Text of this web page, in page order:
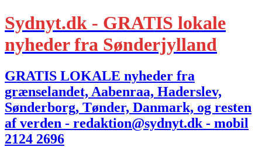
Sydnyt.dk - GRATIS lokale
nyheder fra Sønderjylland
GRATIS LOKALE nyheder fra
grænselandet, Aabenraa, Haderslev,
Sønderborg, Tønder, Danmark, og resten
af verden - redaktion@sydnyt.dk - mobil
2124 2696